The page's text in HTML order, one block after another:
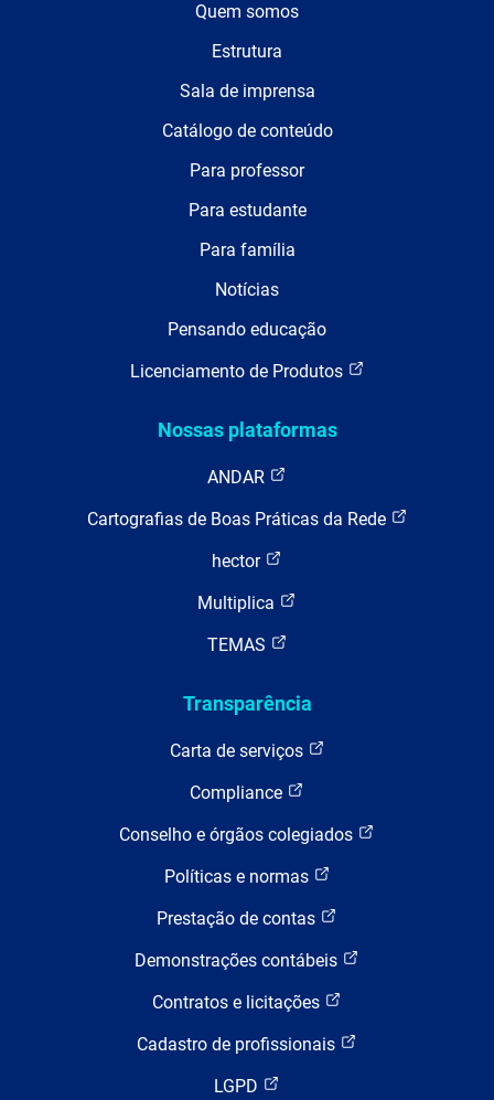
Quem somos
Estrutura
Sala de imprensa
Catálogo de conteúdo
Para professor
Para estudante
Para família
Notícias
Pensando educação
Licenciamento de Produtos
Nossas plataformas
ANDAR
Cartografias de Boas Práticas da Rede
hector
Multiplica
TEMAS
Transparência
Carta de serviços
Compliance
Conselho e órgãos colegiados
Políticas e normas
Prestação de contas
Demonstrações contábeis
Contratos e licitações
Cadastro de profissionais
LGPD